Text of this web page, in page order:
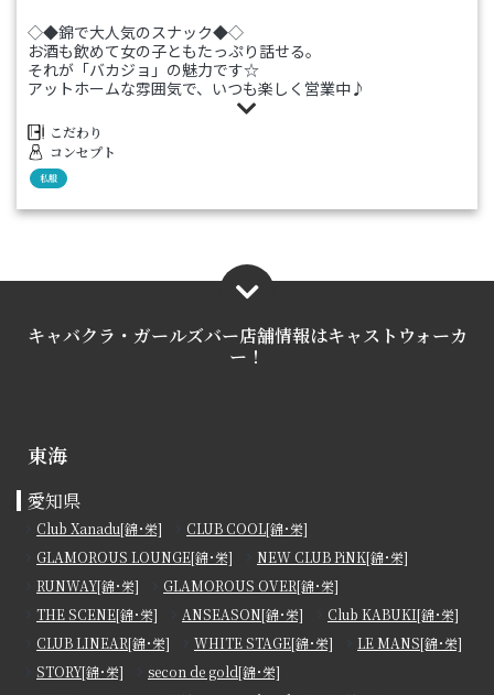
◇◆錦で大人気のスナック◆◇
お酒も飲めて女の子ともたっぷり話せる。
それが「バカジョ」の魅力です☆
アットホームな雰囲気で、いつも楽しく営業中♪
「栄駅」より徒歩6分！ぜひお越しください。
こだわり
コンセプト
私服
キャバクラ・ガールズバー店舗情報はキャストウォーカ
ー！
東海
愛知県
Club Xanadu[錦･栄]
CLUB COOL[錦･栄]
GLAMOROUS LOUNGE[錦･栄]
NEW CLUB PiNK[錦･栄]
RUNWAY[錦･栄]
GLAMOROUS OVER[錦･栄]
THE SCENE[錦･栄]
ANSEASON[錦･栄]
Club KABUKI[錦･栄]
CLUB LINEAR[錦･栄]
WHITE STAGE[錦･栄]
LE MANS[錦･栄]
STORY[錦･栄]
secon de gold[錦･栄]